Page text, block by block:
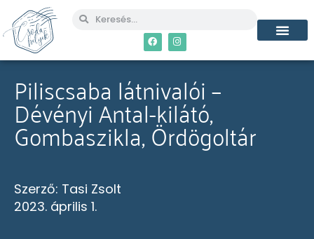
Piliscsaba látnivalói –
Dévényi Antal-kilátó,
Gombaszikla, Ördögoltár
Szerző: Tasi Zsolt
2023. április 1.